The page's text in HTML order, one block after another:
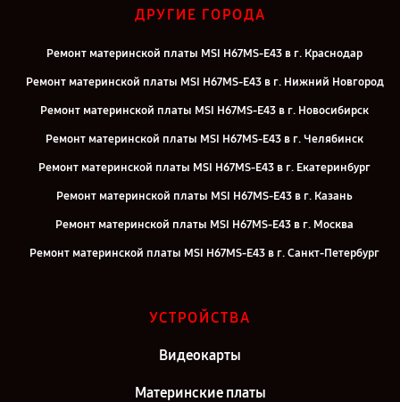
ДРУГИЕ ГОРОДА
Ремонт материнской платы MSI H67MS-E43 в г. Краснодар
Ремонт материнской платы MSI H67MS-E43 в г. Нижний Новгород
Ремонт материнской платы MSI H67MS-E43 в г. Новосибирск
Ремонт материнской платы MSI H67MS-E43 в г. Челябинск
Ремонт материнской платы MSI H67MS-E43 в г. Екатеринбург
Ремонт материнской платы MSI H67MS-E43 в г. Казань
Ремонт материнской платы MSI H67MS-E43 в г. Москва
Ремонт материнской платы MSI H67MS-E43 в г. Санкт-Петербург
УСТРОЙСТВА
Видеокарты
Материнские платы